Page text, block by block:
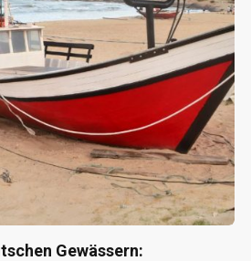
Gewässern: